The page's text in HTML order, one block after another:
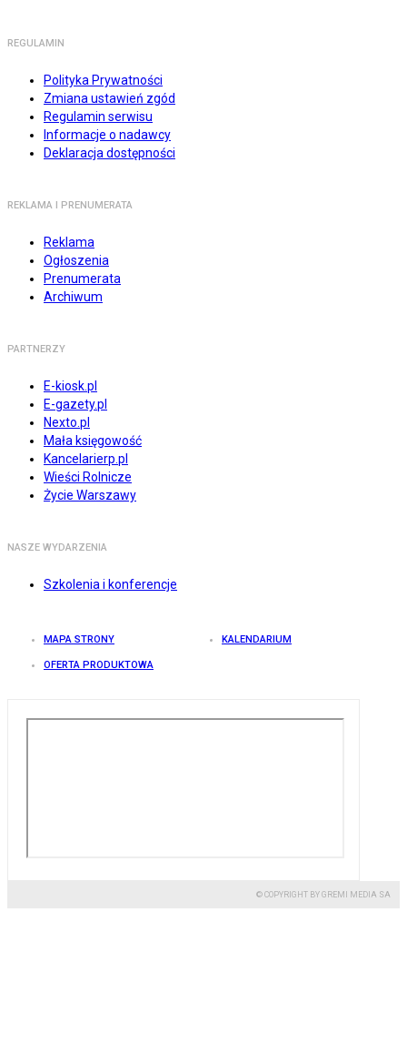
REGULAMIN
Polityka Prywatności
Zmiana ustawień zgód
Regulamin serwisu
Informacje o nadawcy
Deklaracja dostępności
REKLAMA I PRENUMERATA
Reklama
Ogłoszenia
Prenumerata
Archiwum
PARTNERZY
E-kiosk.pl
E-gazety.pl
Nexto.pl
Mała księgowość
Kancelarierp.pl
Wieści Rolnicze
Życie Warszawy
NASZE WYDARZENIA
Szkolenia i konferencje
MAPA STRONY KALENDARIUM
OFERTA PRODUKTOWA
© COPYRIGHT BY GREMI MEDIA SA